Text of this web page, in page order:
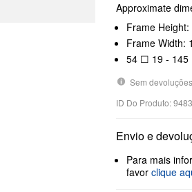
Approximate
Frame Height:
Frame Width:
54 ☐ 19 - 145
Sem
ID Do Produto:
Envio e
Para mais
favor clique